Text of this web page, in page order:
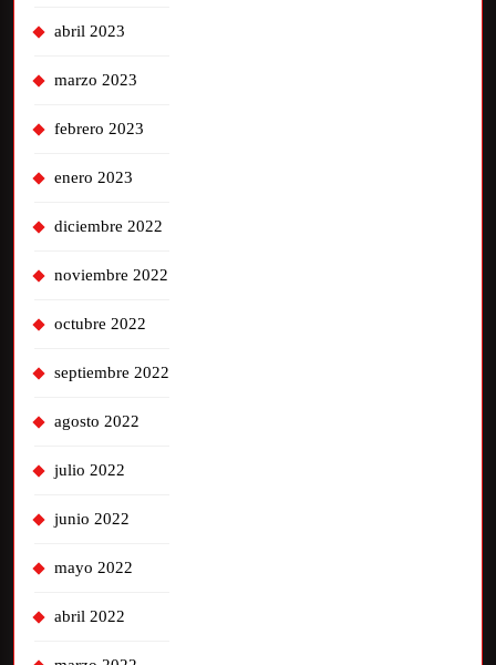
abril 2023
marzo 2023
febrero 2023
enero 2023
diciembre 2022
noviembre 2022
octubre 2022
septiembre 2022
agosto 2022
julio 2022
junio 2022
mayo 2022
abril 2022